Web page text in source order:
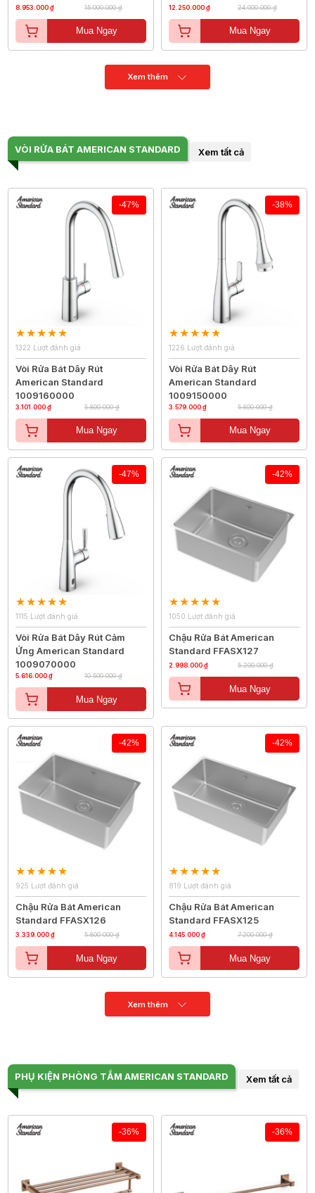
8.953.000 ₫ 15.000.000 ₫
Mua Ngay
12.250.000 ₫ 24.000.000 ₫
Mua Ngay
Xem thêm
VÒI RỬA BÁT AMERICAN STANDARD Xem tất cả
-47%
1322 Lượt đánh giá
Vòi Rửa Bát Dây Rút
American Standard
1009160000
3.101.000 ₫ 5.800.000 ₫
Mua Ngay
-38%
1226 Lượt đánh giá
Vòi Rửa Bát Dây Rút
American Standard
1009150000
3.579.000 ₫ 5.800.000 ₫
Mua Ngay
-47%
1115 Lượt đánh giá
Vòi Rửa Bát Dây Rút Cảm
Ứng American Standard
1009070000
5.616.000 ₫ 10.500.000 ₫
Mua Ngay
-42%
1050 Lượt đánh giá
Chậu Rửa Bát American
Standard FFASX127
2.998.000 ₫ 5.200.000 ₫
Mua Ngay
-42%
925 Lượt đánh giá
Chậu Rửa Bát American
Standard FFASX126
3.339.000 ₫ 5.800.000 ₫
Mua Ngay
-42%
819 Lượt đánh giá
Chậu Rửa Bát American
Standard FFASX125
4.145.000 ₫ 7.200.000 ₫
Mua Ngay
Xem thêm
PHỤ KIỆN PHÒNG TẮM AMERICAN STANDARD Xem tất cả
-36% -36%